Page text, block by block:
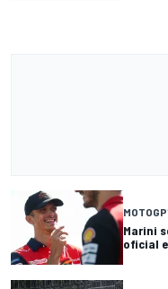
MOTOGP
Marini
oficial